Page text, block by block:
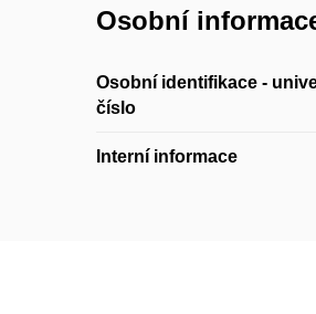
Osobní
Osobní identifikace -
číslo
Interní informace